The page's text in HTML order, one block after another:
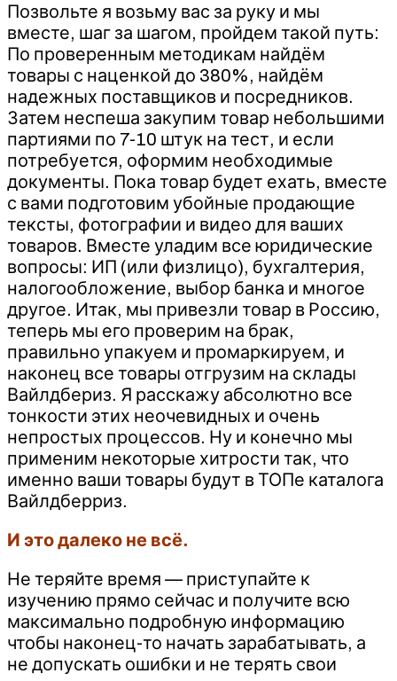
Позвольте я возьму вас за руку и мы
вместе, шаг за шагом, пройдем такой путь:
По проверенным методикам найдём
товары с наценкой до 380%, найдём
надежных поставщиков и посредников.
Затем неспеша закупим товар небольшими
партиями по 7-10 штук на тест, и если
потребуется, оформим необходимые
документы. Пока товар будет ехать, вместе
с вами подготовим убойные продающие
тексты, фотографии и видео для ваших
товаров. Вместе уладим все юридические
вопросы: ИП (или физлицо), бухгалтерия,
налогообложение, выбор банка и многое
другое. Итак, мы привезли товар в Россию,
теперь мы его проверим на брак,
правильно упакуем и промаркируем, и
наконец все товары отгрузим на склады
Вайлдбериз. Я расскажу абсолютно все
тонкости этих неочевидных и очень
непростых процессов. Ну и конечно мы
применим некоторые хитрости так, что
именно ваши товары будут в ТОПе каталога
Вайлдберриз.
И это далеко не всё.
Не теряйте время — приступайте к
изучению прямо сейчас и получите всю
максимально подробную информацию
чтобы наконец-то начать зарабатывать, а
не допускать ошибки и не терять свои